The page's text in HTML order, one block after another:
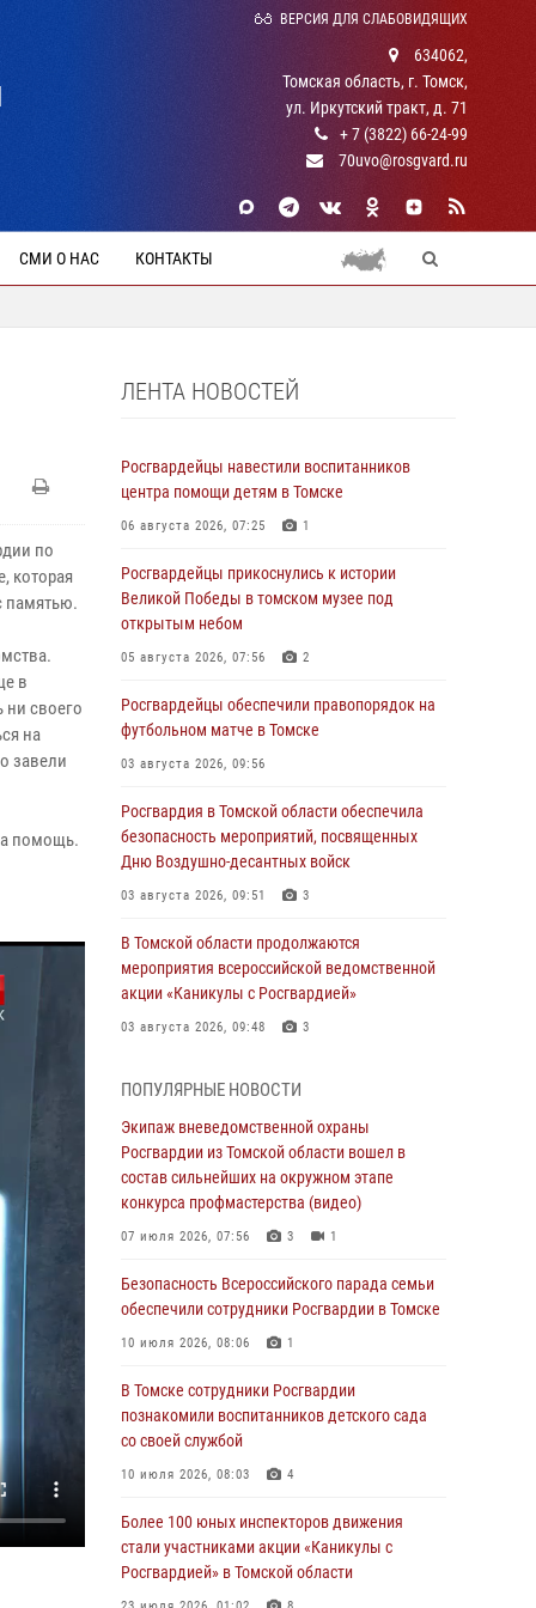
ВЕРСИЯ ДЛЯ СЛАБОВИДЯЩИХ
634062,
Томская область, г. Томск,
ул. Иркутский тракт, д. 71
+ 7 (3822) 66-24-99
70uvo@rosgvard.ru
СМИ О НАС КОНТАКТЫ
по
которая
памятью.
в
ни своего
на
завели
помощь.
ЛЕНТА НОВОСТЕЙ
Росгвардейцы навестили воспитанников
центра помощи детям в Томске
06 августа 2026, 07:25 1
Росгвардейцы прикоснулись к истории
Великой Победы в томском музее под
открытым небом
05 августа 2026, 07:56 2
Росгвардейцы обеспечили правопорядок на
футбольном матче в Томске
03 августа 2026, 09:56
Росгвардия в Томской области обеспечила
безопасность мероприятий, посвященных
Дню Воздушно-десантных войск
03 августа 2026, 09:51 3
В Томской области продолжаются
мероприятия всероссийской ведомственной
акции «Каникулы с Росгвардией»
03 августа 2026, 09:48 3
объявляет дополнительный набор
сотрудников в подразделения
вневедомственной охраны
03 августа 2026, 09:45
Росгвардейцы задержали жительницу
товара
30 июля 2026, 07:41
попытку хищения товара из гипермаркета на
7 тысяч рублей
29 июля 2026, 00:41
празднования Дня Военно-Морского Флота в
Томске
28 июля 2026, 00:33 1
ПОПУЛЯРНЫЕ НОВОСТИ
Экипаж вневедомственной охраны
Росгвардии из Томской области вошел в
состав сильнейших на окружном этапе
конкурса профмастерства (видео)
07 июля 2026, 07:56 3 1
Безопасность Всероссийского парада семьи
обеспечили сотрудники Росгвардии в Томске
10 июля 2026, 08:06 1
В Томске сотрудники Росгвардии
познакомили воспитанников детского сада
со своей службой
10 июля 2026, 08:03 4
Более 100 юных инспекторов движения
стали участниками акции «Каникулы с
Росгвардией» в Томской области